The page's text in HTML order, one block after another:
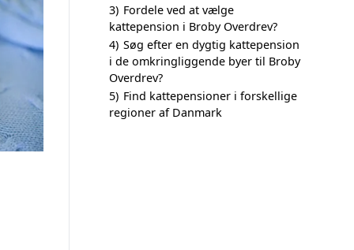
3) Fordele ved at vælge
kattepension i Broby Overdrev?
4) Søg efter en dygtig kattepension
i de omkringliggende byer til Broby
Overdrev?
5) Find kattepensioner i forskellige
regioner af Danmark